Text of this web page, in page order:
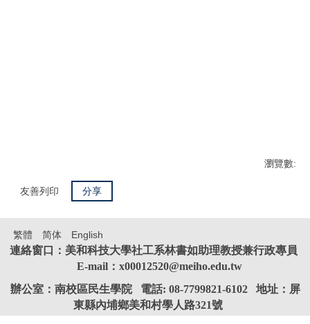
瀏覽數:
友善列印 分享
繁體 简体 English
連絡窗口：美和科技大學社工系林書如助理教授兼行政專員
E-mail：x00012520@meiho.edu.tw
辦公室：南校區民生學院 電話: 08-7799821-6102 地址：屏
東縣內埔鄉美和村學人路321號